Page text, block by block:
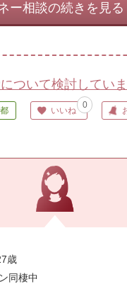
ー相談の続きを見る
ついて検討していま
いいね
0
歳
同棲中